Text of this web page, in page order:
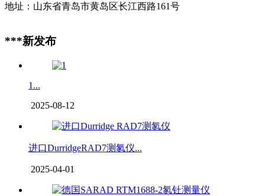
地址：山东省青岛市黄岛区长江西路161号
***新发布
1...
2025-08-12
进口DurridgeRAD7测氡仪...
2025-04-01